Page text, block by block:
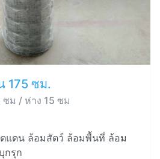
175 ซม.
ซม / ห่าง 15 ซม
ตแดน ล้อมสัตว์ ล้อมพื้นที่ ล้อม
กรุก